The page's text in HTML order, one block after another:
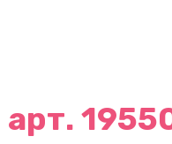
арт.